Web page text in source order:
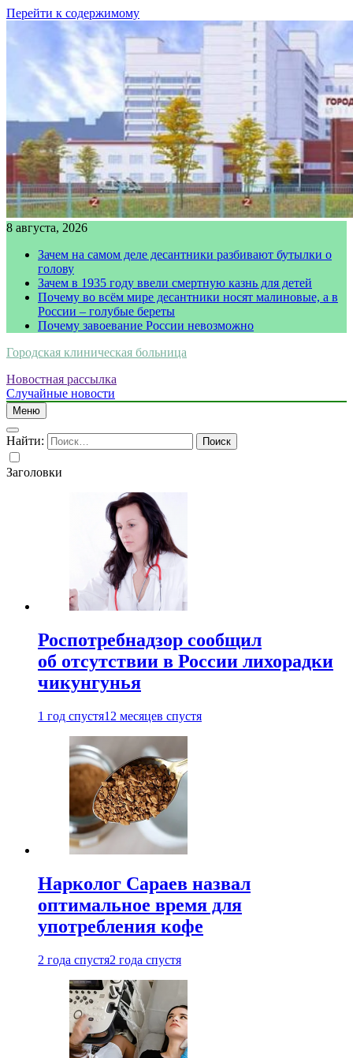
Перейти к содержимому
8 августа, 2026
Зачем на самом деле десантники разбивают бутылки о
голову
Зачем в 1935 году ввели смертную казнь для детей
Почему во всём мире десантники носят малиновые, а в
России – голубые береты
Почему завоевание России невозможно
Городская клиническая больница
Новостная рассылка
Случайные новости
Меню
Найти:
Заголовки
Роспотребнадзор сообщил
об отсутствии в России лихорадки
чикунгунья
1 год спустя12 месяцев спустя
Нарколог Сараев назвал
оптимальное время для
употребления кофе
2 года спустя2 года спустя